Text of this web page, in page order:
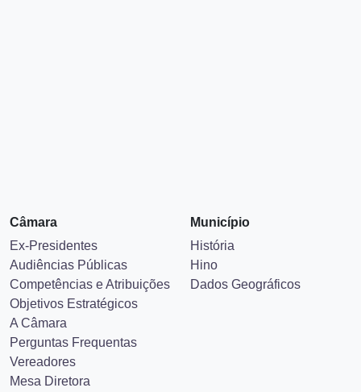
Câmara
Ex-Presidentes
Audiências Públicas
Competências e Atribuições
Objetivos Estratégicos
A Câmara
Perguntas Frequentas
Vereadores
Mesa Diretora
Município
História
Hino
Dados Geográficos